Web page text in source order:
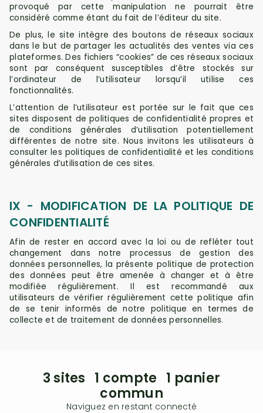
provoqué par cette manipulation ne pourrait être
considéré comme étant du fait de l’éditeur du site.
De plus, le site intègre des boutons de réseaux sociaux
dans le but de partager les actualités des ventes via ces
plateformes. Des fichiers “cookies” de ces réseaux sociaux
sont par conséquent susceptibles d’être stockés sur
l’ordinateur de l’utilisateur lorsqu’il utilise ces
fonctionnalités.
L’attention de l’utilisateur est portée sur le fait que ces
sites disposent de politiques de confidentialité propres et
de conditions générales d’utilisation potentiellement
différentes de notre site. Nous invitons les utilisateurs à
consulter les politiques de confidentialité et les conditions
générales d’utilisation de ces sites.
IX - MODIFICATION DE LA POLITIQUE DE
CONFIDENTIALITÉ
Afin de rester en accord avec la loi ou de refléter tout
changement dans notre processus de gestion des
données personnelles, la présente politique de protection
des données peut être amenée à changer et à être
modifiée régulièrement. Il est recommandé aux
utilisateurs de vérifier régulièrement cette politique afin
de se tenir informés de notre politique en termes de
collecte et de traitement de données personnelles.
3 sites 1 compte 1 panier
commun
Naviguez en restant connecté